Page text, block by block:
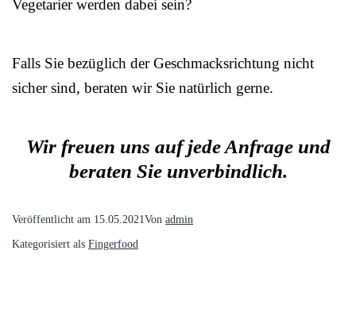
Vegetarier werden dabei sein?
Falls Sie bezüglich der Geschmacksrichtung nicht
sicher sind, beraten wir Sie natürlich gerne.
Wir freuen uns auf jede Anfrage und
beraten Sie unverbindlich.
Veröffentlicht am 15.05.2021Von admin
Kategorisiert als Fingerfood